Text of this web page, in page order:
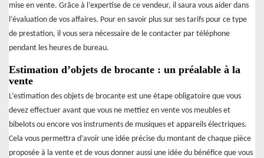
mise en vente. Grâce à l’expertise de ce vendeur, il saura vous aider dans
l’évaluation de vos affaires. Pour en savoir plus sur ses tarifs pour ce type
de prestation, il vous sera nécessaire de le contacter par téléphone
pendant les heures de bureau.
Estimation d’objets de brocante : un préalable à la
vente
L’estimation des objets de brocante est une étape obligatoire que vous
devez effectuer avant que vous ne mettiez en vente vos meubles et
bibelots ou encore vos instruments de musiques et appareils électriques.
Cela vous permettra d’avoir une idée précise du montant de chaque pièce
proposée à la vente et de vous donner aussi une idée du bénéfice que vous